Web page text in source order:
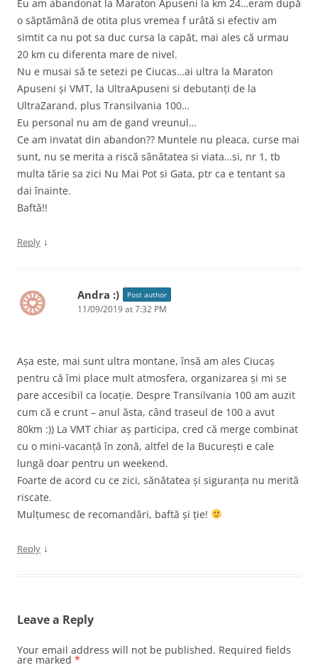
Eu am abandonat la Maraton Apuseni la km 24…eram după
o săptămână de otita plus vremea f urâtă si efectiv am
simtit ca nu pot sa duc cursa la capăt, mai ales că urmau
20 km cu diferenta mare de nivel.
Nu e musai să te setezi pe Ciucas…ai ultra la Maraton
Apuseni și VMT, la UltraApuseni si debutanți de la
UltraZarand, plus Transilvania 100…
Eu personal nu am de gand vreunul…
Ce am invatat din abandon?? Muntele nu pleaca, curse mai
sunt, nu se merita a riscă sănătatea si viata…si, nr 1, tb
multa tărie sa zici Nu Mai Pot si Gata, ptr ca e tentant sa
dai înainte.
Baftă!!
Reply ↓
Andra :) Post author
11/09/2019 at 7:32 PM
Așa este, mai sunt ultra montane, însă am ales Ciucaș
pentru că îmi place mult atmosfera, organizarea și mi se
pare accesibil ca locație. Despre Transilvania 100 am auzit
cum că e crunt – anul ăsta, când traseul de 100 a avut
80km :)) La VMT chiar aș participa, cred că merge combinat
cu o mini-vacanță în zonă, altfel de la București e cale
lungă doar pentru un weekend.
Foarte de acord cu ce zici, sănătatea și siguranța nu merită
riscate.
Mulțumesc de recomandări, baftă și ție!
Reply ↓
Leave a Reply
Your email address will not be published. Required fields
are marked *